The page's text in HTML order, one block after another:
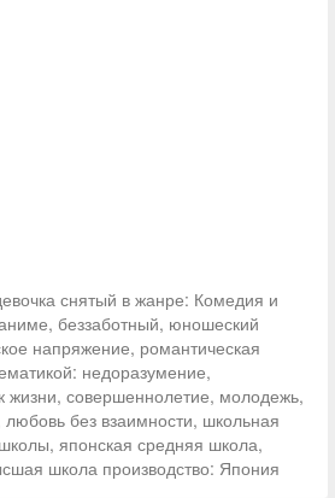
снятый в жанре: Комедия и
беззаботный, юношеский
напряжение, романтическая
недоразумение,
жизни, совершеннолетие, молодежь,
любовь без взаимности, школьная
японская средняя школа,
школа производство: Япония